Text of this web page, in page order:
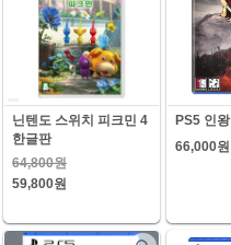
닌텐도 스위치 피크민 4
한글판
64,800원
59,800원
PS5 인
66,000원